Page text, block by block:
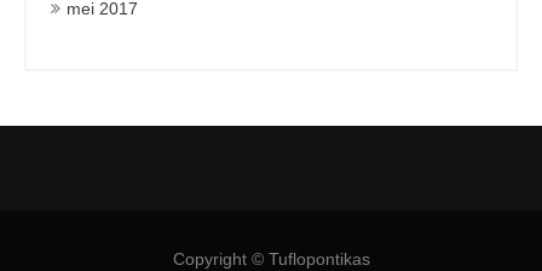
mei 2017
Copyright © Tuflopontikas